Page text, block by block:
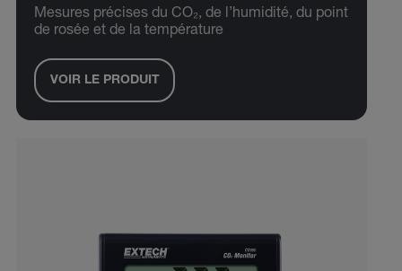
Mesures précises du CO₂, de l’humidité, du point
de rosée et de la température
VOIR LE PRODUIT